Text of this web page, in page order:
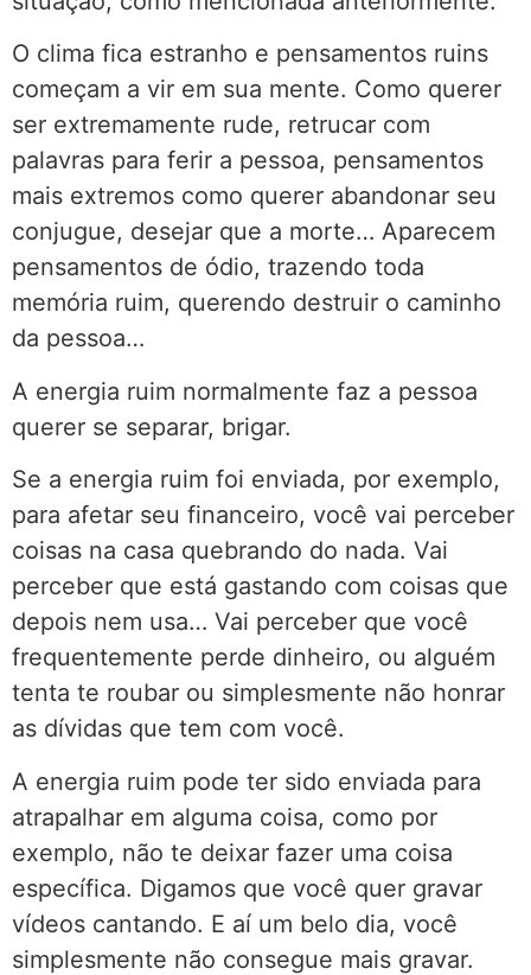
O clima fica estranho e pensamentos ruins
começam a vir em sua mente. Como querer
ser extremamente rude, retrucar com
palavras para ferir a pessoa, pensamentos
mais extremos como querer abandonar seu
conjugue, desejar que a morte… Aparecem
pensamentos de ódio, trazendo toda
memória ruim, querendo destruir o caminho
da pessoa…
A energia ruim normalmente faz a pessoa
querer se separar, brigar.
Se a energia ruim foi enviada, por exemplo,
para afetar seu financeiro, você vai perceber
coisas na casa quebrando do nada. Vai
perceber que está gastando com coisas que
depois nem usa… Vai perceber que você
frequentemente perde dinheiro, ou alguém
tenta te roubar ou simplesmente não honrar
as dívidas que tem com você.
A energia ruim pode ter sido enviada para
atrapalhar em alguma coisa, como por
exemplo, não te deixar fazer uma coisa
específica. Digamos que você quer gravar
vídeos cantando. E aí um belo dia, você
simplesmente não consegue mais gravar.